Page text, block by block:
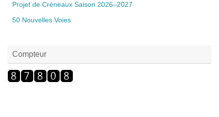
Projet de Créneaux Saison 2026–2027
50 Nouvelles Voies
Compteur